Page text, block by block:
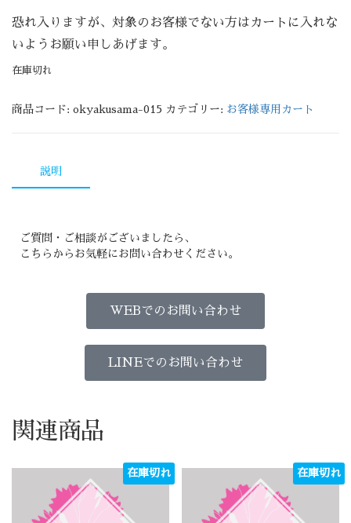
恐れ入りますが、対象のお客様でない方はカートに入れな
いようお願い申しあげます。
在庫切れ
商品コード: okyakusama-015 カテゴリー: お客様専用カート
説明
ご質問・ご相談がございましたら、
こちらからお気軽にお問い合わせください。
WEBでのお問い合わせ
LINEでのお問い合わせ
関連商品
在庫切れ 在庫切れ